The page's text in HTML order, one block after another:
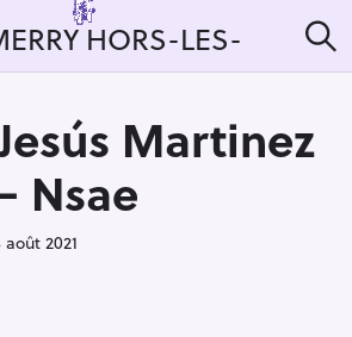
HORS-LES-
e
Martinez
Nsae
août 2021